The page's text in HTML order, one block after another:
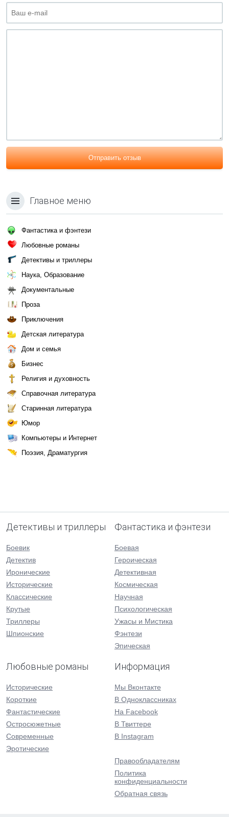
Отправить отзыв
Главное меню
Фантастика и фэнтези
Любовные романы
Детективы и триллеры
Наука, Образование
Документальные
Проза
Приключения
Детская литература
Дом и семья
Бизнес
Религия и духовность
Справочная литература
Старинная литература
Юмор
Компьютеры и Интернет
Поэзия, Драматургия
Детективы и триллеры
Боевик
Детектив
Иронические
Исторические
Классические
Крутые
Триллеры
Шпионские
Фантастика и фэнтези
Боевая
Героическая
Детективная
Космическая
Научная
Психологическая
Ужасы и Мистика
Фэнтези
Эпическая
Любовные романы
Исторические
Короткие
Фантастические
Остросюжетные
Современные
Эротические
Информация
Мы Вконтакте
В Одноклассниках
На Facebook
В Твиттере
В Instagram
Правообладателям
Политика
конфиденциальности
Обратная связь